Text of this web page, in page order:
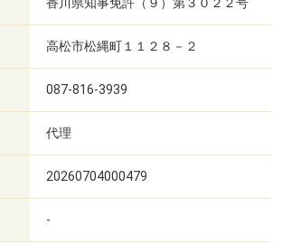
香川県知事免許（９）第３０２２号
高松市松縄町１１２８－２
087-816-3939
代理
20260704000479
-